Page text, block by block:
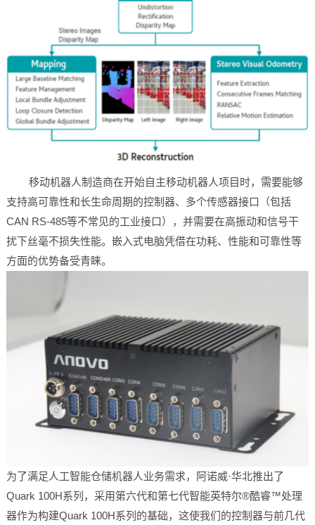
移动机器人制造商在开始自主移动机器人项目时，需要能够
支持高可靠性和长生命周期的控制器、多个传感器接口（包括
CAN RS-485等不常见的工业接口），并需要在高振动和信号干
扰下丝毫不损失性能。嵌入式电脑凭借在功耗、性能和可靠性等
方面的优势备受青睐。
为了满足人工智能仓储机器人业务需求，阿诺威·华北推出了
Quark 100H系列，采用第六代和第七代智能英特尔®酷睿™处理
器作为构建Quark 100H系列的基础，这使我们的控制器与前几代